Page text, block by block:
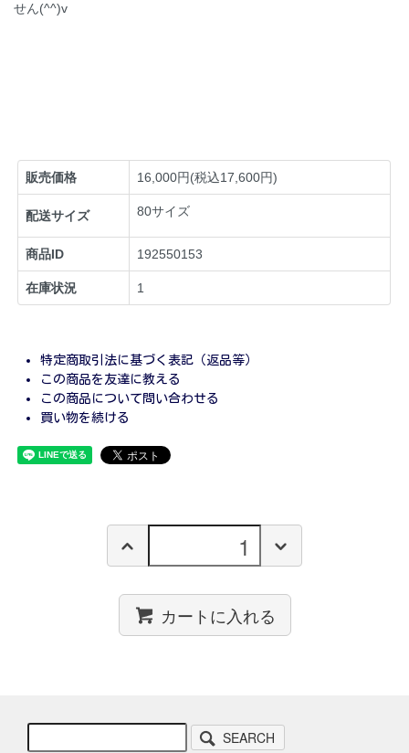
せん(^^)v
販売価格 16,000円(税込17,600円)
配送サイズ 80サイズ
商品ID 192550153
在庫状況 1
特定商取引法に基づく表記（返品等）
この商品を友達に教える
この商品について問い合わせる
買い物を続ける
カートに入れる
SEARCH